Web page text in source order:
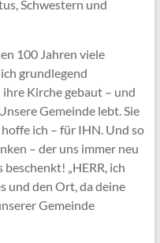
Schwestern und
100 Jahren viele
grundlegend
Kirche gebaut – und
Gemeinde lebt. Sie
ich – für IHN. Und so
– der uns immer neu
„HERR, ich
und den Ort, da deine
Gemeinde